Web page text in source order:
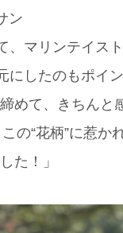
ン
、マリンテイス
したのもポイ
めて、きちん
の“花柄”に惹
た！」